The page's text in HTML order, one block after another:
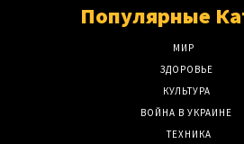
Популярные
МИР
ЗДОРОВЬЕ
КУЛЬТУРА
ВОЙНА В УКРАИНЕ
ТЕХНИКА